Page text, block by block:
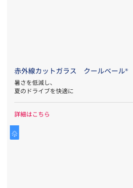
赤外線カットガラス クールベール®
暑さを低減し、
夏のドライブを快適に
詳細はこちら